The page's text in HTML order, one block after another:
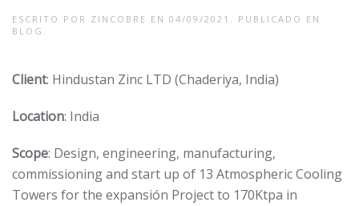
ESCRITO POR ZINCOBRE EN 04/09/2021 . PUBLICADO EN
BLOG .
Client: Hindustan Zinc LTD (Chaderiya, India)
Location: India
Scope: Design, engineering, manufacturing,
commissioning and start up of 13 Atmospheric Cooling
Towers for the expansión Project to 170Ktpa in